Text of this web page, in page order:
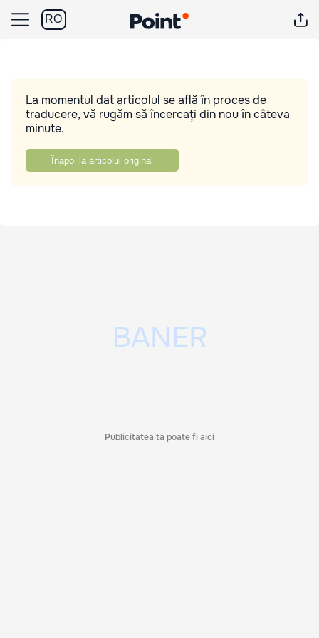
RO
La momentul dat articolul se află în proces de
traducere, vă rugăm să încercați din nou în câteva
minute.
Înapoi la articolul original
Publicitatea ta poate fi aici